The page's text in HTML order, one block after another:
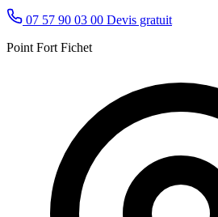
07 57 90 03 00 Devis gratuit
Point Fort Fichet